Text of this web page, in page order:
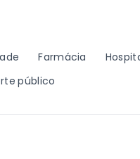
Farmácia
público